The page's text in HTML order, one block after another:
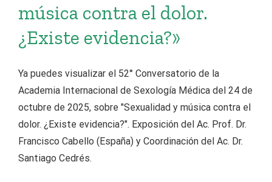
música contra el dolor.
¿Existe evidencia?»
Ya puedes visualizar el 52° Conversatorio de la
Academia Internacional de Sexología Médica del 24 de
octubre de 2025, sobre "Sexualidad y música contra el
dolor. ¿Existe evidencia?". Exposición del Ac. Prof. Dr.
Francisco Cabello (España) y Coordinación del Ac. Dr.
Santiago Cedrés.